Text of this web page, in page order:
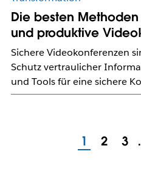
Die besten
und produktive
Sichere Videokonferenzen
Schutz vertraulicher
und Tools für eine sichere
1 2 3